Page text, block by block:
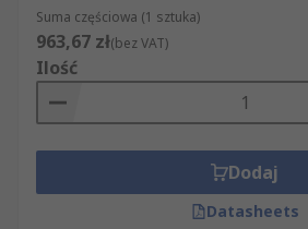
Suma częściowa (1 sztuka)
963,67 zł(bez VAT)
Ilość
Dodaj
Datasheets